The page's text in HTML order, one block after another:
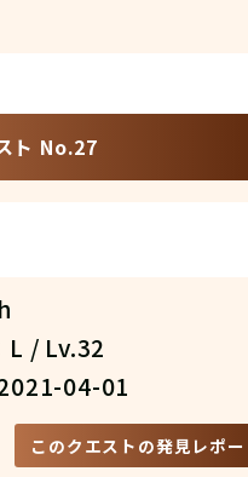
ト No.27
L / Lv.32
04-01
このクエストの発見レポ